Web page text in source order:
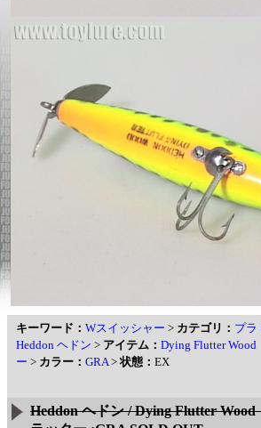
キーワード： Wスイッシャー > カテゴリ： プラ
Heddon ヘドン > アイテム： Dying Flutter
ー > カラー： GRA>状態： EX
Heddon ヘドン / Dying Flutter